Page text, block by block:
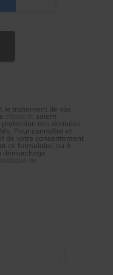
le traitement de vos
, soient
des données
Pour connaître et
de votre consentement
ce formulaire, ou à
démarchage